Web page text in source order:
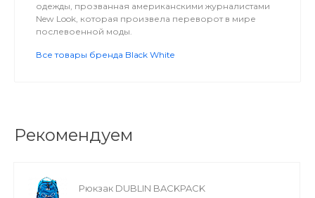
одежды, прозванная американскими журналистами
New Look, которая произвела переворот в мире
послевоенной моды.
Все товары бренда Black White
Рекомендуем
Рюкзак DUBLIN BACKPACK